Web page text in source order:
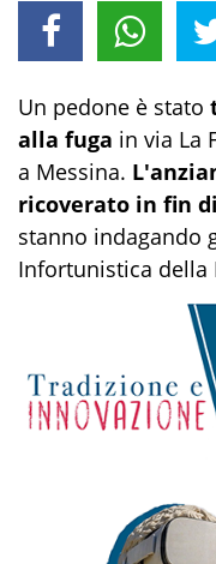
Un pedone è stato
alla fuga in via La
a Messina.
ricoverato in fin
stanno indagando
Infortunistica della